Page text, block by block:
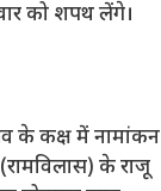
को शपथ लेंगे।
के कक्ष में नामांकन
के राजू